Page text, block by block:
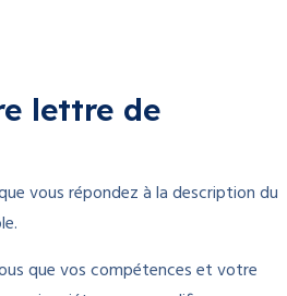
lettre de
vous répondez à la description du
que vos compétences et votre